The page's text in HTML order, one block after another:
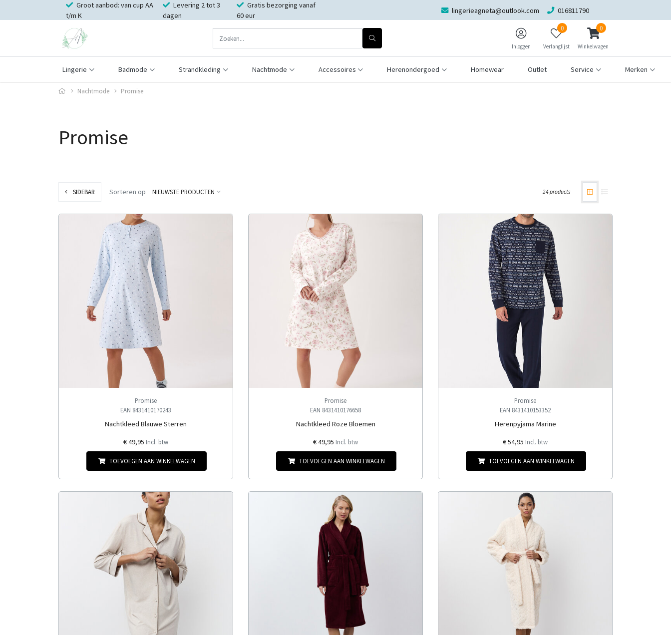
Groot aanbod: van cup AA
t/m K
Levering 2 tot 3
dagen
Gratis bezorging vanaf
60 eur
lingerieagneta@outlook.com 016811790
Inloggen
0
Verlanglijst
0
Winkelwagen
Lingerie Badmode Strandkleding Nachtmode Accessoires Herenondergoed Homewear Outlet Service Merken
Nachtmode Promise
Promise
SIDEBAR Sorteren op NIEUWSTE PRODUCTEN 24 products
Promise
EAN 8431410170243
Nachtkleed Blauwe Sterren
€ 49,95 Incl. btw
TOEVOEGEN AAN WINKELWAGEN
Promise
EAN 8431410176658
Nachtkleed Roze Bloemen
€ 49,95 Incl. btw
TOEVOEGEN AAN WINKELWAGEN
Promise
EAN 8431410153352
Herenpyjama Marine
€ 54,95 Incl. btw
TOEVOEGEN AAN WINKELWAGEN